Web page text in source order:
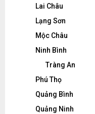
Lai Châu
Lạng Sơn
Mộc Châu
Ninh Bình
Tràng An
Phú Thọ
Quảng Bình
Quảng Ninh